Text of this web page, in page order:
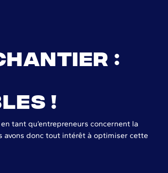
:
!
tant qu’entrepreneurs concernent la
donc tout intérêt à optimiser cette